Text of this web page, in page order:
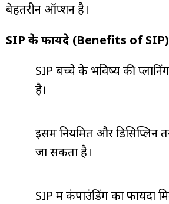
बेहतरीन ऑप्शन है।
SIP के फायदे (Benefits of SIP)
SIP बच्चे के भविष्य की
है।
इसमें नियमित और डिसिप्लिन
जा सकता है।
SIP में कंपाउंडिंग का फायदा